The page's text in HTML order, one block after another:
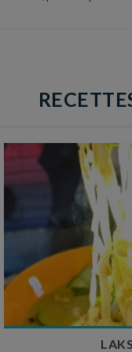
Temps de
Temps
Nombre